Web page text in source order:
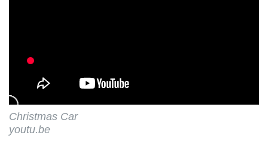
Christmas Car
youtu.be